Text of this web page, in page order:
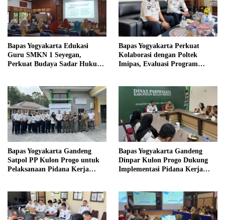
Bapas Yogyakarta Edukasi
Guru SMKN 1 Seyegan,
Perkuat Budaya Sadar Hukum
Bapas Yogyakarta Perkuat
Kolaborasi dengan Poltek
Imipas, Evaluasi Program
Bapas Yogyakarta Gandeng
Satpol PP Kulon Progo untuk
Pelaksanaan Pidana Kerja
Bapas Yogyakarta Gandeng
Dinpar Kulon Progo Dukung
Implementasi Pidana Kerja